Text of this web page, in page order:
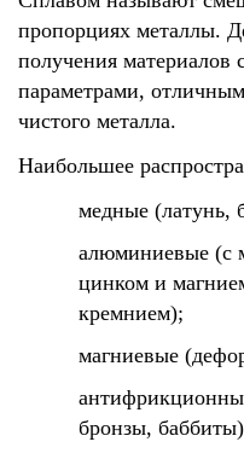
пропорциях металлы.
получения материалов
параметрами,
чистого металла.
Наибольшее
медные (латунь,
алюминиевые (с
цинком и
кремнием);
магниевые
бронзы,